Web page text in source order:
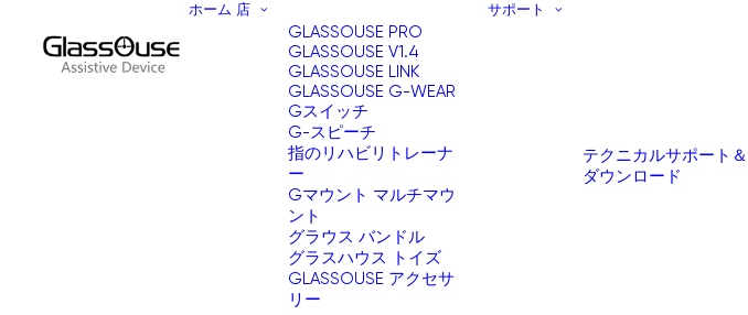
ホーム 店
GLASSOUSE PRO
GLASSOUSE V1.4
GLASSOUSE LINK
GLASSOUSE G-WEAR
Gスイッチ
G-スピーチ
指のリハビリトレーナ
ー
Gマウント マルチマウ
ント
グラウス バンドル
グラスハウス トイズ
GLASSOUSE アクセサ
リー
サポート
テクニカルサポート＆
ダウンロード